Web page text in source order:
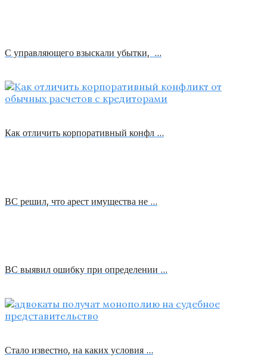
С управляющего взыскали убытки, …
Как отличить корпоративный конфл …
ВС решил, что арест имущества не …
ВС выявил ошибку при определении …
Стало известно, на каких условия …